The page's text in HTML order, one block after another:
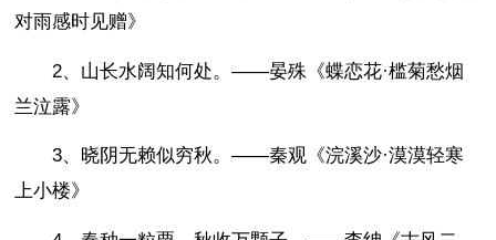
对雨感时见赠》
2、山长水阔知何处。——晏殊《蝶恋花·槛菊愁烟
兰泣露》
3、晓阴无赖似穷秋。——秦观《浣溪沙·漠漠轻寒
上小楼》